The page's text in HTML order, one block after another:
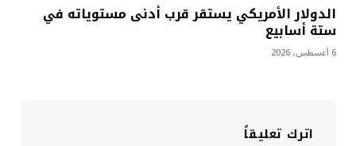
الدولار الأمريكي يستقر قرب أدنى مستوياته في
ستة أسابيع
6 أغسطس، 2026
اترك تعليقاً